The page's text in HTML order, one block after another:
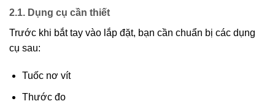
2.1. Dụng cụ cần thiết
Trước khi bắt tay vào lắp đặt, bạn cần chuẩn bị các dụng
cụ sau:
Tuốc nơ vít
Thước đo